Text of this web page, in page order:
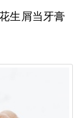
生屑当牙膏